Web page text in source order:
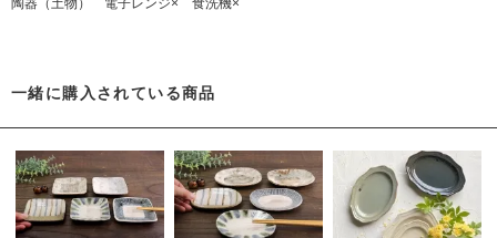
一緒に購入されている商品